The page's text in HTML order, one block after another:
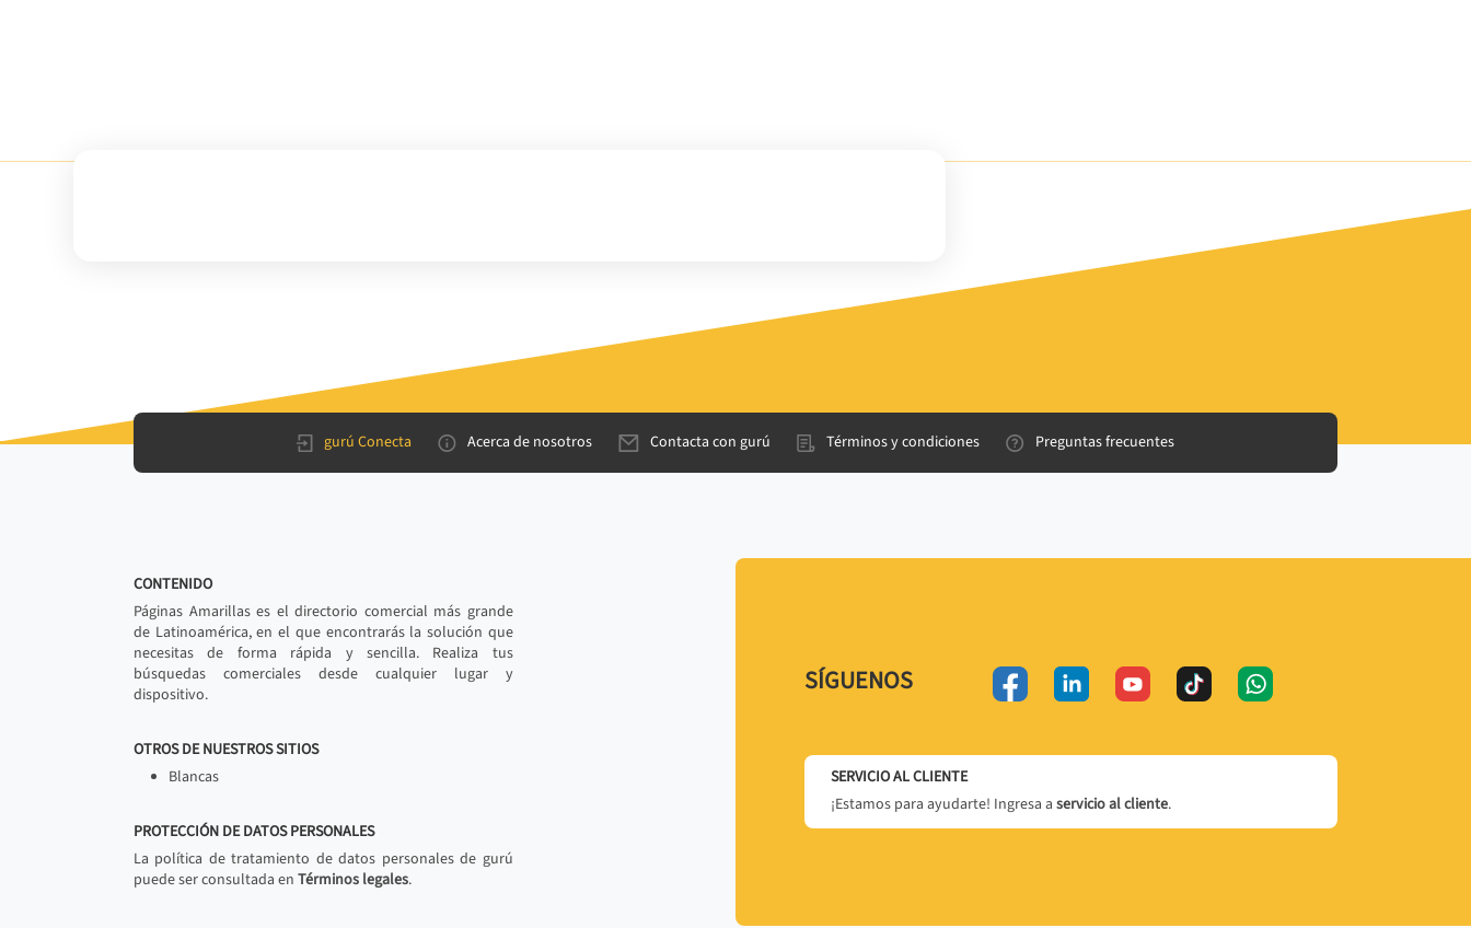
gurú Conecta Acerca de nosotros Contacta con gurú Términos y condiciones Preguntas frecuentes
CONTENIDO
Páginas Amarillas es el directorio comercial más grande
de Latinoamérica, en el que encontrarás la solución que
necesitas de forma rápida y sencilla. Realiza tus
búsquedas comerciales desde cualquier lugar y
dispositivo.
OTROS DE NUESTROS SITIOS
Blancas
PROTECCIÓN DE DATOS PERSONALES
La política de tratamiento de datos personales de gurú
puede ser consultada en Términos legales.
SÍGUENOS
SERVICIO AL CLIENTE
¡Estamos para ayudarte! Ingresa a servicio al cliente.